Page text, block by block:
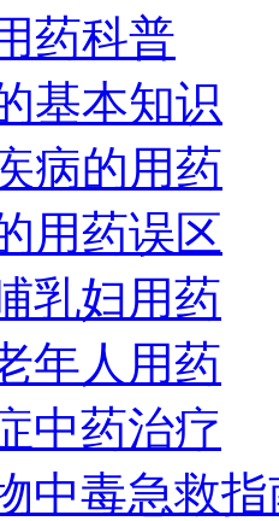
药科普
基本知识
病的用药
用药误区
乳妇用药
年人用药
中药治疗
中毒急救指